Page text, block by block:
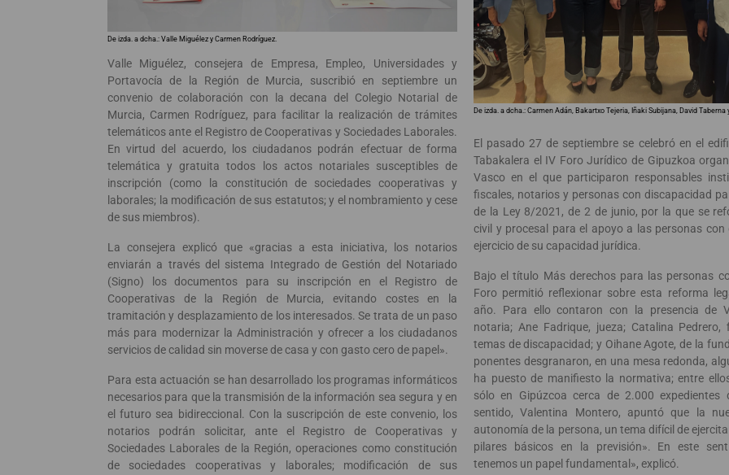
De izda. a dcha.: Valle Miguélez y Carmen Rodríguez.
Valle Miguélez, consejera de Empresa, Empleo, Universidades y
Portavocía de la Región de Murcia, suscribió en septiembre un
convenio de colaboración con la decana del Colegio Notarial de
Murcia, Carmen Rodríguez, para facilitar la realización de trámites
telemáticos ante el Registro de Cooperativas y Sociedades Laborales.
En virtud del acuerdo, los ciudadanos podrán efectuar de forma
telemática y gratuita todos los actos notariales susceptibles de
inscripción (como la constitución de sociedades cooperativas y
laborales; la modificación de sus estatutos; y el nombramiento y cese
de sus miembros).
La consejera explicó que «gracias a esta iniciativa, los notarios
enviarán a través del sistema Integrado de Gestión del Notariado
(Signo) los documentos para su inscripción en el Registro de
Cooperativas de la Región de Murcia, evitando costes en la
tramitación y desplazamiento de los interesados. Se trata de un paso
más para modernizar la Administración y ofrecer a los ciudadanos
servicios de calidad sin moverse de casa y con gasto cero de papel».
Para esta actuación se han desarrollado los programas informáticos
necesarios para que la transmisión de la información sea segura y en
el futuro sea bidireccional. Con la suscripción de este convenio, los
notarios podrán solicitar, ante el Registro de Cooperativas y
Sociedades Laborales de la Región, operaciones como constitución
de sociedades cooperativas y laborales; modificación de sus
De izda. a dcha.: Carmen Adán, Bakartxo Tejeria, Iñaki Subijana, David Taberna
El pasado 27 de septiembre se celebró en el
Tabakalera el IV Foro Jurídico de Gipuzkoa
Vasco en el que participaron responsables
fiscales, notarios y personas con discapacidad
de la Ley 8/2021, de 2 de junio, por la que se
civil y procesal para el apoyo a las personas con
ejercicio de su capacidad jurídica.
Bajo el título Más derechos para las personas
Foro permitió reflexionar sobre esta reforma
año. Para ello contaron con la presencia de
notaria; Ane Fadrique, jueza; Catalina Pedrero,
temas de discapacidad; y Oihane Agote, de la
ponentes desgranaron, en una mesa redonda,
ha puesto de manifiesto la normativa; entre
sólo en Gipúzcoa cerca de 2.000 expedientes
sentido, Valentina Montero, apuntó que la
autonomía de la persona, un tema difícil de
pilares básicos en la previsión». En este
tenemos un papel fundamental», explicó.